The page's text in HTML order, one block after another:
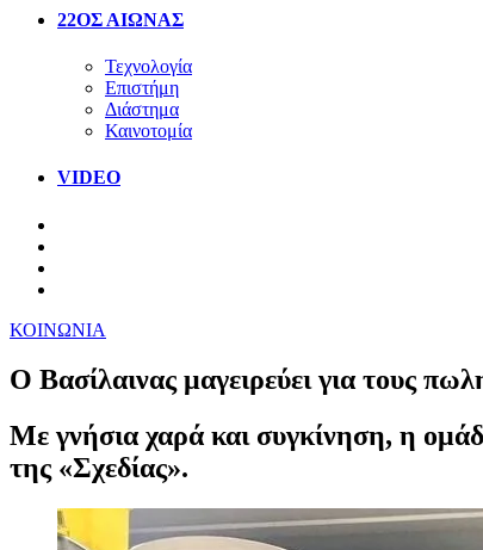
22ΟΣ ΑΙΩΝΑΣ
Τεχνολογία
Επιστήμη
Διάστημα
Καινοτομία
VIDEO
ΚΟΙΝΩΝΙΑ
Ο Βασίλαινας μαγειρεύει για τους
Με γνήσια χαρά και συγκίνηση, η
της «Σχεδίας».